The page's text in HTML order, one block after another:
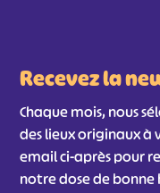
Recevez la
Chaque mois, nous
des lieux originaux à
email ci-après pour
notre dose de bonne